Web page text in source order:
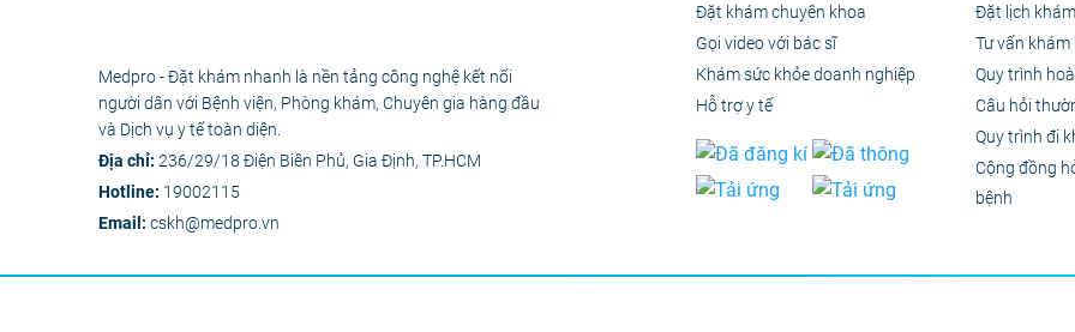
Medpro - Đặt khám nhanh là nền tảng công nghệ kết nối
người dân với Bệnh viện, Phòng khám, Chuyên gia hàng đầu
và Dịch vụ y tế toàn diện.
Địa chỉ: 236/29/18 Điện Biên Phủ, Gia Định, TP.HCM
Hotline: 19002115
Email: cskh@medpro.vn
Đặt khám chuyên khoa
Gọi video với bác sĩ
Khám sức khỏe doanh nghiệp
Hỗ trợ y tế
Đặt lịch khám
Tư vấn khám
Quy trình
Câu hỏi
Quy trình đi
Cộng đồng
bệnh